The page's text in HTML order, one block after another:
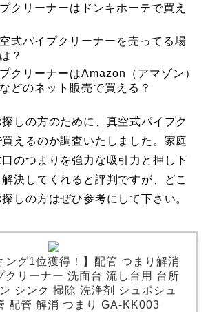
クリーナーはドンキホーテで買え
式パイプクリーナーを売ってる場
？
クリーナーはAmazon（アマゾン）
どのネット販売で買える？
しの方のために、真空式パイプク
えるのか調査いたしました。家庭
のつまりを強力な吸引力と押し下
決してくれると評判ですが、どこ
しの方はぜひ参考にして下さい。
ング1位獲得！】配管 つまり解消
クリーナー 洗面台 流し台用 台所
シンク 掃除 洗浄剤 シュポシュ
配管 解消 つまり GA-KK003